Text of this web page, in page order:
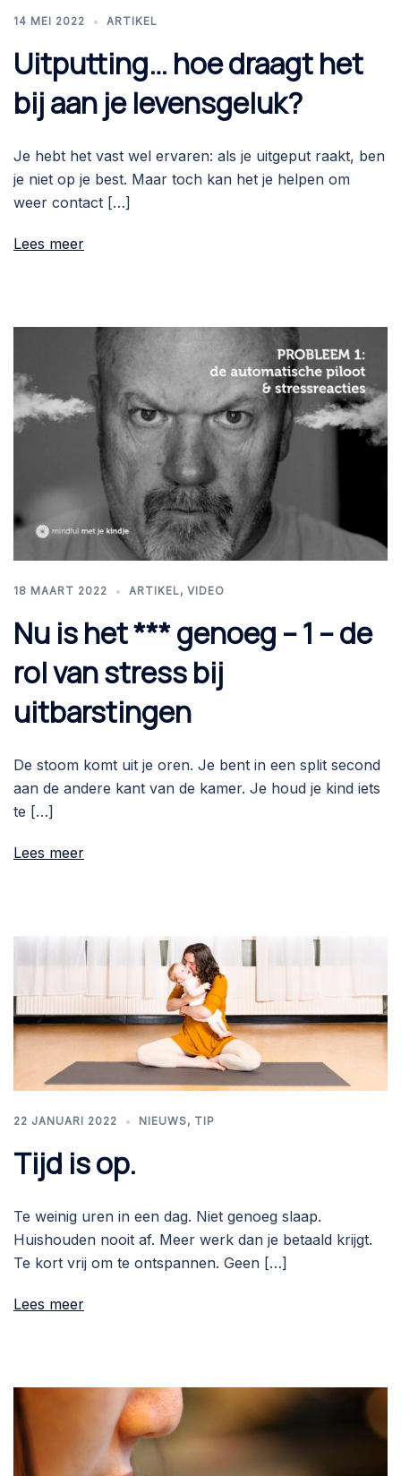
14 MEI 2022 ARTIKEL
Uitputting… hoe draagt het
bij aan je levensgeluk?
Je hebt het vast wel ervaren: als je uitgeput raakt, ben
je niet op je best. Maar toch kan het je helpen om
weer contact […]
Lees meer
18 MAART 2022 ARTIKEL, VIDEO
Nu is het *** genoeg – 1 – de
rol van stress bij
uitbarstingen
De stoom komt uit je oren. Je bent in een split second
aan de andere kant van de kamer. Je houd je kind iets
te […]
Lees meer
22 JANUARI 2022 NIEUWS, TIP
Tijd is op.
Te weinig uren in een dag. Niet genoeg slaap.
Huishouden nooit af. Meer werk dan je betaald krijgt.
Te kort vrij om te ontspannen. Geen […]
Lees meer